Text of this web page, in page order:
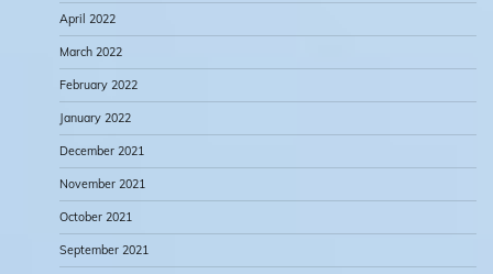
April 2022
March 2022
February 2022
January 2022
December 2021
November 2021
October 2021
September 2021